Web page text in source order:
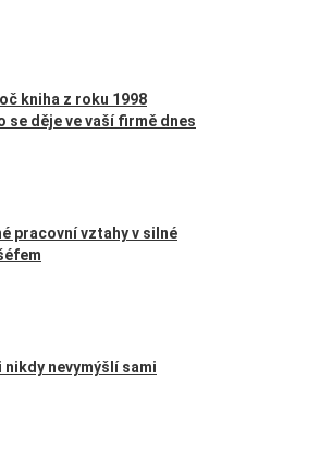
kniha z roku 1998
se děje ve vaší firmě dnes
pracovní vztahy v silné
nevymýšlí sami